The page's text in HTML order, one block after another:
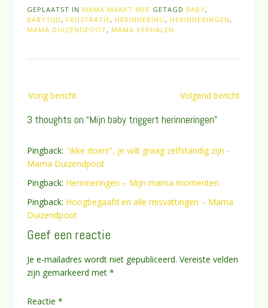
GEPLAATST IN MAMA MAAKT MEE GETAGD BABY,
BABYTIJD, FRUSTRATIE, HERINNERING, HERINNERINGEN,
MAMA DUIZENDPOOT, MAMA VERHALEN
navigatie
Vorig bericht Volgend bericht
3 thoughts on “Mijn baby triggert herinneringen”
Pingback: "Ikke doen!", je wilt graag zelfstandig zijn -
Mama Duizendpoot
Pingback: Herinneringen – Mijn mama momenten
Pingback: Hoogbegaafd en alle misvattingen – Mama
Duizendpoot
Geef een reactie
Je e-mailadres wordt niet gepubliceerd. Vereiste velden
zijn gemarkeerd met *
Reactie *